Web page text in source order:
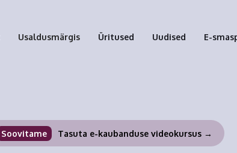
Usaldusmärgis Üritused Uudised E-
Soovitame Tasuta e-kaubanduse videokursus →